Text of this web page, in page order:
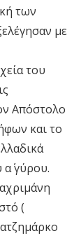
των
με
του
Απόστολο
και το
γύρου.
(